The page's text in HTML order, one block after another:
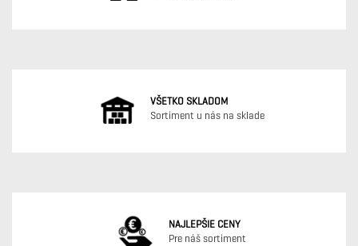
VŠETKO SKLADOM
Sortiment u nás na sklade
NAJLEPŠIE CENY
Pre náš sortiment